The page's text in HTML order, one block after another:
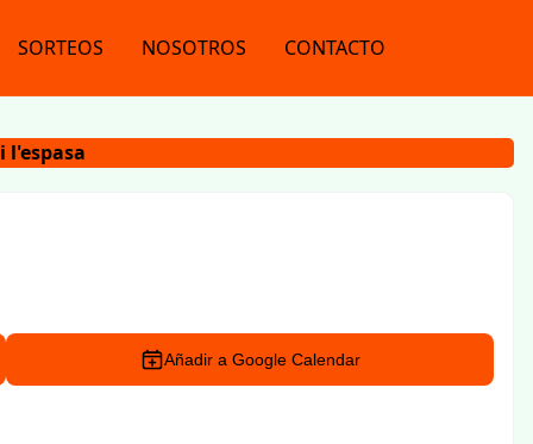
SORTEOS NOSOTROS CONTACTO
l'espasa
Añadir a Google Calendar